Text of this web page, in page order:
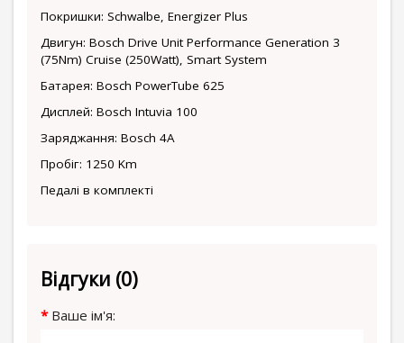
Покришки: Schwalbe, Energizer Plus
Двигун: Bosch Drive Unit Performance Generation 3
(75Nm) Cruise (250Watt), Smart System
Батарея: Bosch PowerTube 625
Дисплей: Bosch Intuvia 100
Заряджання: Bosch 4A
Пробіг: 1250 Km
Педалі в комплекті
Відгуки (0)
Ваше ім'я: